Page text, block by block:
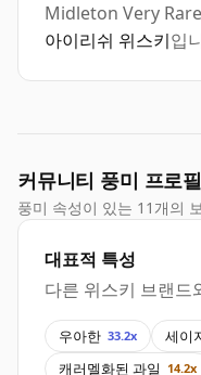
Midleton Very
아이리쉬 위스키입
커뮤니티 풍미 프로필
풍미 속성이 있는 11개의
대표적 특성
다른 위스키 브랜드
우아한 33.2x 세이
캐러멜화된 과일 14.2x